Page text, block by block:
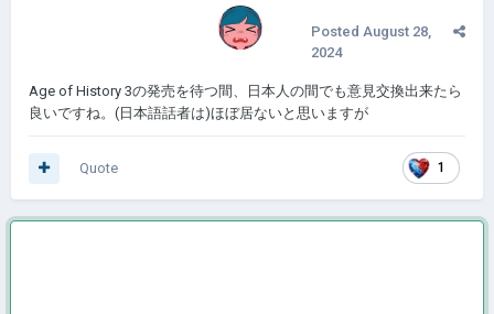
Posted August 28,
2024
Age of History 3の発売を待つ間、日本人の間でも意見交換出来たら
良いですね。(日本語話者は)ほぼ居ないと思いますが
1
Quote